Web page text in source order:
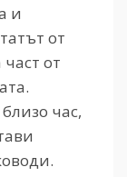
и
от
от
час,